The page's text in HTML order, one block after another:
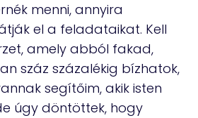
menni, annyira
el a feladataikat. Kell
amely abból fakad,
száz százalékig bízhatok,
segítőim, akik isten
úgy döntöttek, hogy